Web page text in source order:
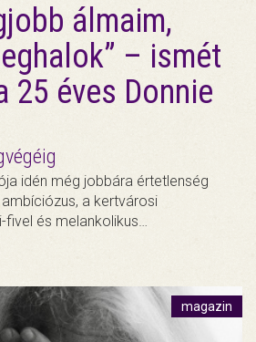
álmaim,
– ismét
25 éves Donnie
idén még jobbára értetlenség
a kertvárosi
és melankolikus…
magazin